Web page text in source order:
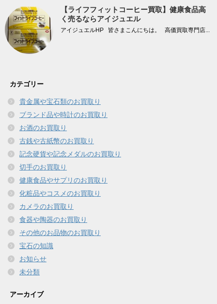
【ライフフィットコーヒー買取】健康食品高
く売るならアイジュエル
アイジュエルHP 皆さまこんにちは。 高価買取専門店...
カテゴリー
貴金属や宝石類のお買取り
ブランド品や時計のお買取り
お酒のお買取り
古銭や古紙幣のお買取り
記念硬貨や記念メダルのお買取り
切手のお買取り
健康食品やサプリのお買取り
化粧品やコスメのお買取り
カメラのお買取り
食器や陶器のお買取り
その他のお品物のお買取り
宝石の知識
お知らせ
未分類
アーカイブ